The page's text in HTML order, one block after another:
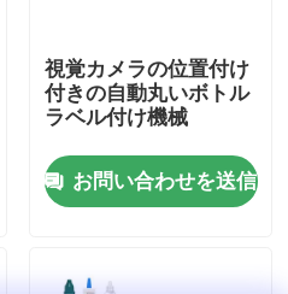
視覚カメラの位置付け
付きの自動丸いボトル
ラベル付け機械
お問い合わせを送信